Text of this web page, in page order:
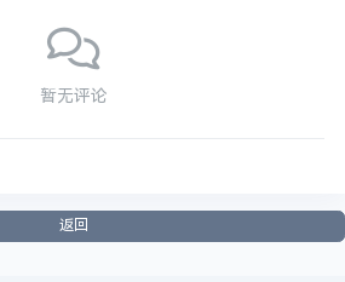
暂无评论
返回